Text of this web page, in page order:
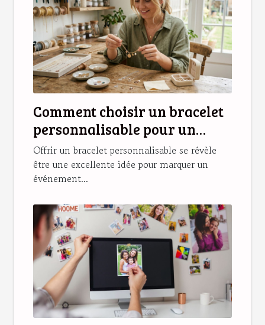
Comment choisir un bracelet
personnalisable pour un
cadeau unique ?
Offrir un bracelet personnalisable se révèle
être une excellente idée pour marquer un
événement...